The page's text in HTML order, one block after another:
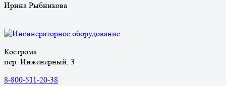
Ирина Рыбникова
Кострома
пер. Инженерный, 3
8-800-511-20-38